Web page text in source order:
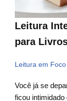
Leitura
para
Leitura em Foco
Você já se
ficou